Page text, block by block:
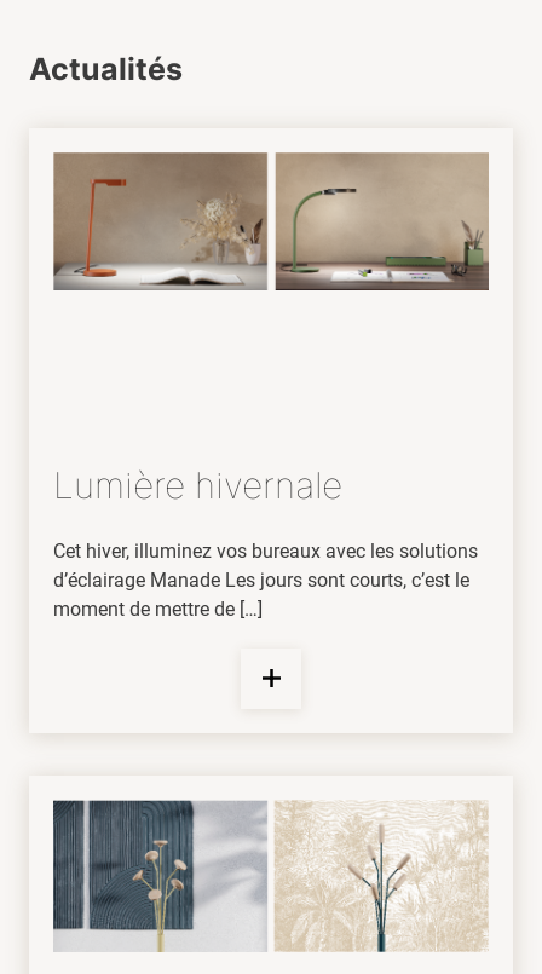
Actualités
Lumière hivernale
Cet hiver, illuminez vos bureaux avec les solutions
d’éclairage Manade Les jours sont courts, c’est le
moment de mettre de […]